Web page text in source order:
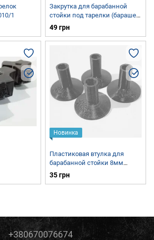
1
Закрутка для барабанной
стойки под тарелки (барашек-
фиксатор) StarSticks SS-WN-8
49 грн
Новинка
Пластиковая втулка для
барабанной стойки 8мм
StarSticks SS-CS-8
35 грн
+380670076674